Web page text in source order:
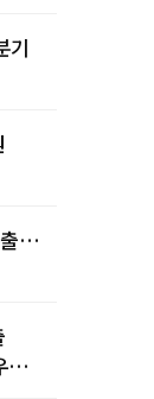
기
출…
는